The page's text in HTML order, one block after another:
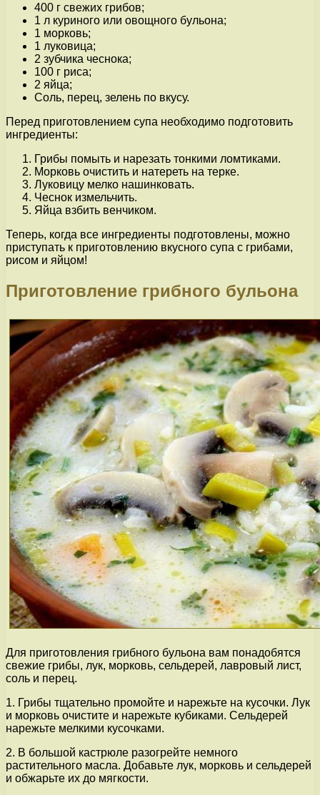
400 г свежих грибов;
1 л куриного или овощного бульона;
1 морковь;
1 луковица;
2 зубчика чеснока;
100 г риса;
2 яйца;
Соль, перец, зелень по вкусу.
Перед приготовлением супа необходимо подготовить
ингредиенты:
Грибы помыть и нарезать тонкими ломтиками.
Морковь очистить и натереть на терке.
Луковицу мелко нашинковать.
Чеснок измельчить.
Яйца взбить венчиком.
Теперь, когда все ингредиенты подготовлены, можно
приступать к приготовлению вкусного супа с грибами,
рисом и яйцом!
Приготовление грибного бульона
Для приготовления грибного бульона вам понадобятся
свежие грибы, лук, морковь, сельдерей, лавровый лист,
соль и перец.
1. Грибы тщательно промойте и нарежьте на кусочки. Лук
и морковь очистите и нарежьте кубиками. Сельдерей
нарежьте мелкими кусочками.
2. В большой кастрюле разогрейте немного
растительного масла. Добавьте лук, морковь и сельдерей
и обжарьте их до мягкости.